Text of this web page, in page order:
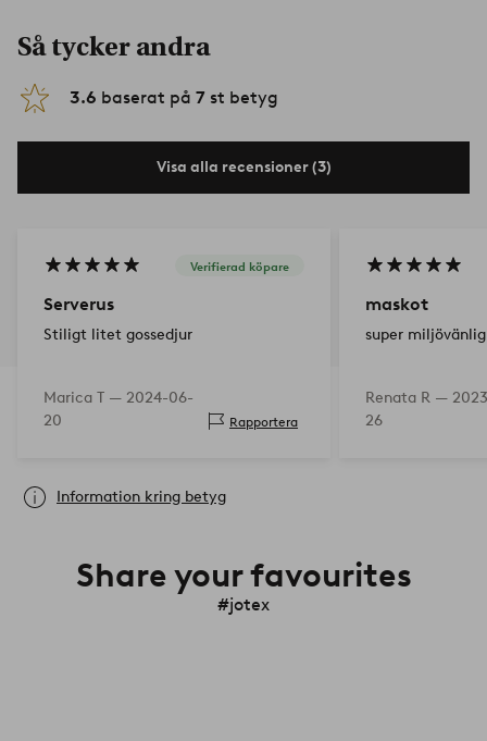
Så tycker andra
3.6 baserat på 7 st betyg
Visa alla recensioner (3)
Verifierad köpare
Serverus
Stiligt litet gossedjur
Marica T — 2024-06-
20
Rapportera
maskot
super
Renata R —
26
Information kring betyg
Share your favourites
#jotex